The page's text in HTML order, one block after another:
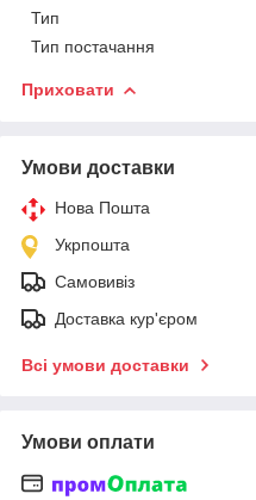
Тип
Тип постачання
Приховати
Умови доставки
Нова Пошта
Укрпошта
Самовивіз
Доставка кур'єром
Всі умови доставки
Умови оплати